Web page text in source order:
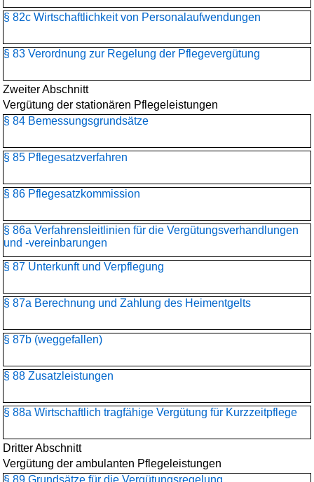
§ 82c Wirtschaftlichkeit von Personalaufwendungen
§ 83 Verordnung zur Regelung der Pflegevergütung
Zweiter Abschnitt
Vergütung der stationären Pflegeleistungen
§ 84 Bemessungsgrundsätze
§ 85 Pflegesatzverfahren
§ 86 Pflegesatzkommission
§ 86a Verfahrensleitlinien für die Vergütungsverhandlungen
und -vereinbarungen
§ 87 Unterkunft und Verpflegung
§ 87a Berechnung und Zahlung des Heimentgelts
§ 87b (weggefallen)
§ 88 Zusatzleistungen
§ 88a Wirtschaftlich tragfähige Vergütung für Kurzzeitpflege
Dritter Abschnitt
Vergütung der ambulanten Pflegeleistungen
§ 89 Grundsätze für die Vergütungsregelung